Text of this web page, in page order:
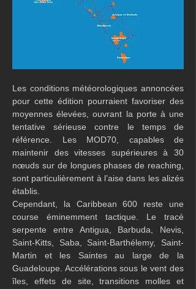
Les conditions météorologiques annoncées
pour cette édition pourraient favoriser des
moyennes élevées, ouvrant la porte à une
tentative sérieuse contre le temps de
référence. Les MOD70, capables de
maintenir des vitesses supérieures à 30
nœuds sur de longues phases de reaching,
sont particulièrement à l’aise dans les alizés
établis.
Cependant, la Caribbean 600 reste une
course éminemment tactique. Le tracé
serpente entre Antigua, Barbuda, Nevis,
Saint-Kitts, Saba, Saint-Barthélemy, Saint-
Martin et les Saintes au large de la
Guadeloupe. Accélérations sous le vent des
îles, effets de site, transitions molles et